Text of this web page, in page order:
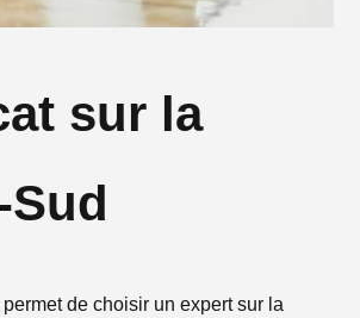
sur la
Sud
de choisir un expert sur la